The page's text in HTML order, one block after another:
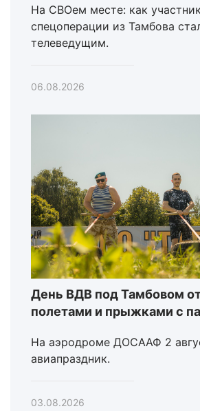
На СВОем месте: как участник
спецоперации из Тамбова
телеведущим.
06.08.2026
День ВДВ под Тамбовом
полетами и прыжками с
На аэродроме ДОСААФ 2
авиапраздник.
03.08.2026